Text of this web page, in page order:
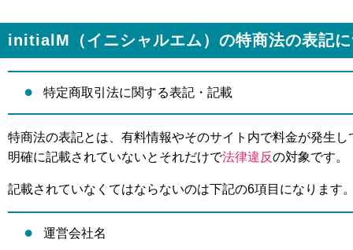
initialM（イニシャルエム）の特商法の表記
特定商取引法に関する表記・記載
特商法の表記とは、有料情報やそのサイト内で料金が発生
明確に記載されていないとそれだけで法律違反の対象です。
記載されていなくてはならないのは下記の6項目になります
運営会社名